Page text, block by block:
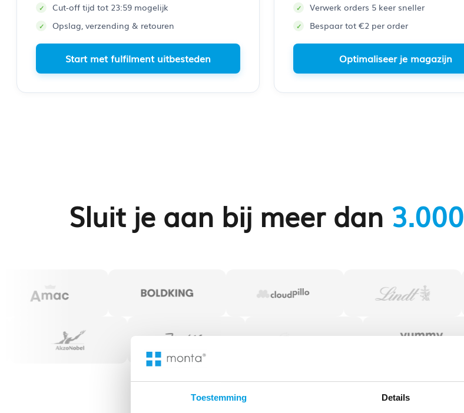
Toestemming Details
Cut-off tijd tot 23:59 mogelijk
Opslag, verzending & retouren
Start met fulfilment uitbesteden
Verwerk orders 5 keer sneller
Bespaar tot €2 per order
Optimaliseer je magazijn
Sluit je aan bij meer dan 3.000